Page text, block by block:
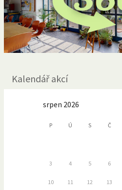
Kalendář akcí
srpen 2026
P Ú S Č
3 4 5 6
10 11 12 13